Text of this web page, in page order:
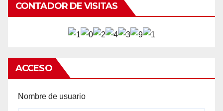
CONTADOR DE VISITAS
ACCESO
Nombre de usuario